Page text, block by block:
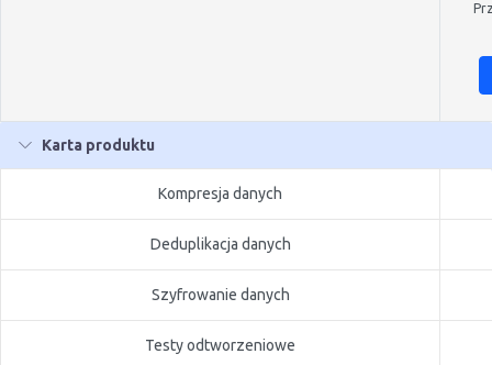
Karta produktu
Kompresja danych
Deduplikacja danych
Szyfrowanie danych
Testy odtworzeniowe